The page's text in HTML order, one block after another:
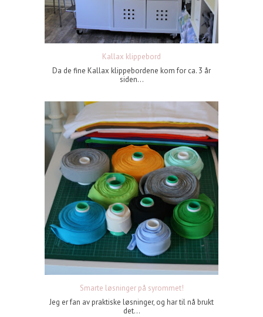
Kallax klippebord
Da de fine Kallax klippebordene kom for ca. 3 år
siden...
Smarte løsninger på syrommet!
Jeg er fan av praktiske løsninger, og har til nå brukt
det...